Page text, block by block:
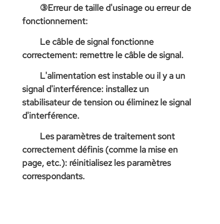
③Erreur de taille d'usinage ou erreur de
fonctionnement:
Le câble de signal fonctionne
correctement: remettre le câble de signal.
L'alimentation est instable ou il y a un
signal d'interférence: installez un
stabilisateur de tension ou éliminez le signal
d'interférence.
Les paramètres de traitement sont
correctement définis (comme la mise en
page, etc.): réinitialisez les paramètres
correspondants.